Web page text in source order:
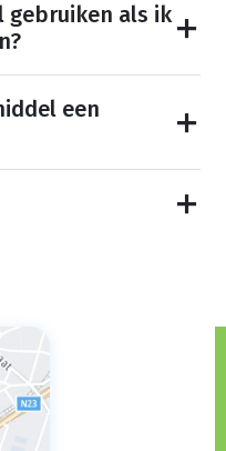
gebruiken als ik
een